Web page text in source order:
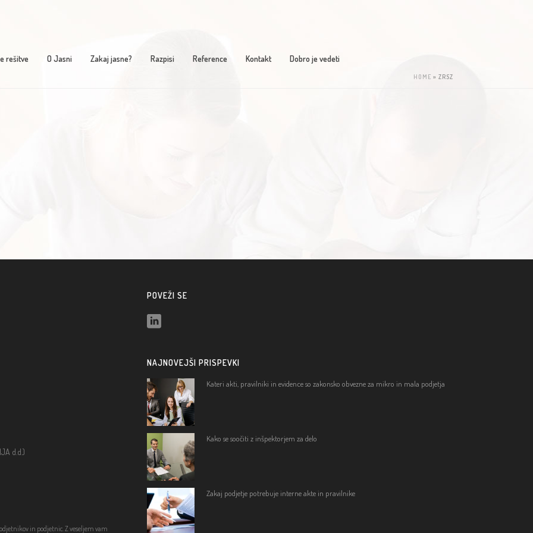
rešitve O Jasni Zakaj jasne? Razpisi Reference Kontakt Dobro je vedeti
HOME » ZRSZ
d.d.)
in podjetnic. Z veseljem vam
POVEŽI SE
NAJNOVEJŠI PRISPEVKI
Kateri akti, pravilniki in evidence so zakonsko obvezne za mikro in mala podjetja
Kako se soočiti z inšpektorjem za delo
Zakaj podjetje potrebuje interne akte in pravilnike